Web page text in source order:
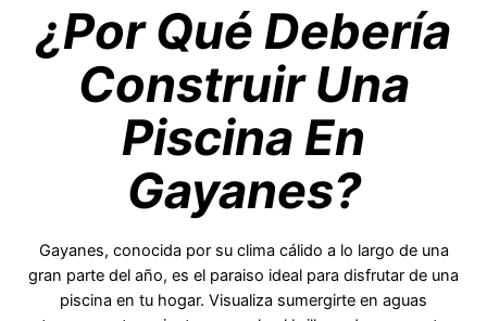
¿Por Qué Debería
Construir Una
Piscina En
Gayanes?
Gayanes, conocida por su clima cálido a lo largo de una
gran parte del año, es el paraiso ideal para disfrutar de una
piscina en tu hogar. Visualiza sumergirte en aguas